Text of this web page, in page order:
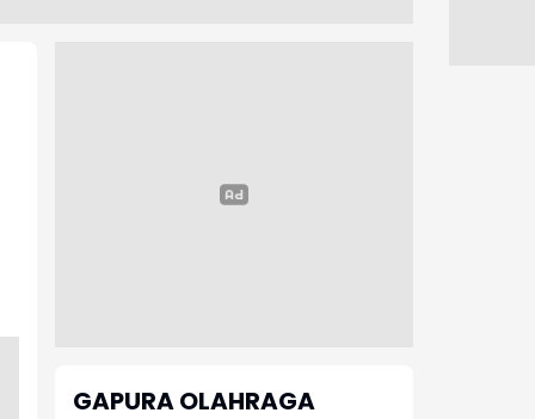
GAPURA OLAHRAGA